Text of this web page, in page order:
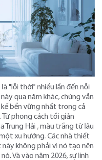
"lỗi thời" nhiều lần đến nỗi
qua năm khác, chúng vẫn
bền vững nhất trong cả
Từ phong cách tối giản
Trung Hải , màu trắng từ lâu
xu hướng. Các nhà thiết
không phải vì nó tạo nên
Và vào năm 2026, sự linh